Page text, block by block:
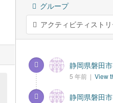
グループ
アクティビティスト
静岡県磐田
5 年前 | View
静岡県磐田